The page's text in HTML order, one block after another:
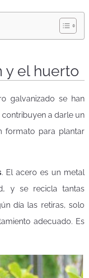
y el huerto
galvanizado se han
contribuyen a darle un
formato para plantar
. El acero es un metal
y se recicla tantas
día las retiras, solo
adecuado. Es